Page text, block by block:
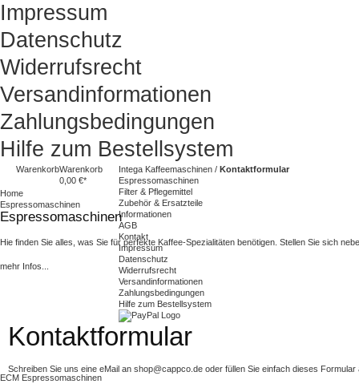
Impressum
Datenschutz
Widerrufsrecht
Versandinformationen
Zahlungsbedingungen
Hilfe zum Bestellsystem
WarenkorbWarenkorb
0,00 €*
Home
Espressomaschinen
Espressomaschinen
Hie finden Sie alles, was Sie für perfekte Kaffee-Spezialitäten benötigen. Stellen Sie sich
mehr Infos...
ECM Espressomaschinen
Intega Kaffeemaschinen / Kontaktformular
Espressomaschinen
Filter & Pflegemittel
Zubehör & Ersatzteile
Informationen
AGB
Kontakt
Impressum
Datenschutz
Widerrufsrecht
Versandinformationen
Zahlungsbedingungen
Hilfe zum Bestellsystem
Kontaktformular
Schreiben Sie uns eine eMail an shop@cappco.de oder füllen Sie einfach dieses Formular